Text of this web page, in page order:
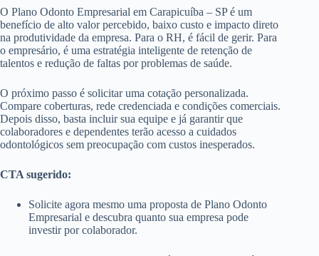
O Plano Odonto Empresarial em Carapicuíba – SP é um
benefício de alto valor percebido, baixo custo e impacto direto
na produtividade da empresa. Para o RH, é fácil de gerir. Para
o empresário, é uma estratégia inteligente de retenção de
talentos e redução de faltas por problemas de saúde.
O próximo passo é solicitar uma cotação personalizada.
Compare coberturas, rede credenciada e condições comerciais.
Depois disso, basta incluir sua equipe e já garantir que
colaboradores e dependentes terão acesso a cuidados
odontológicos sem preocupação com custos inesperados.
CTA sugerido:
Solicite agora mesmo uma proposta de Plano Odonto
Empresarial e descubra quanto sua empresa pode
investir por colaborador.